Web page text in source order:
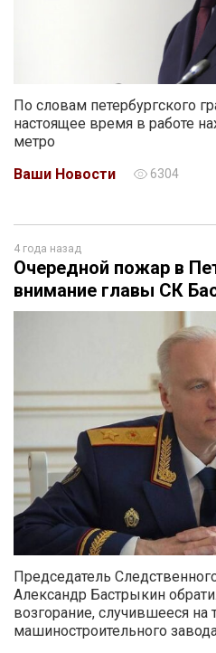
По словам петербургского
настоящее время в работе
метро
Ваши Новости
6304
4 года назад
Очередной пожар в
внимание главы СК
Председатель
Александр Бастрыкин
возгорание, случившееся на
машиностроительного